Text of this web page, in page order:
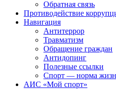
Обратная связь
Противодействие
Навигация
Антитеррор
Травматизм
Обращение граждан
Антидопинг
Полезные ссылки
Спорт — норма
АИС «Мой спорт»